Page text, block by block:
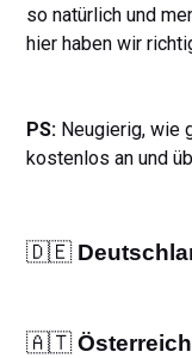
so natürlich und
hier haben wir
PS: Neugierig, wie
kostenlos an und
🇩🇪
🇦🇹